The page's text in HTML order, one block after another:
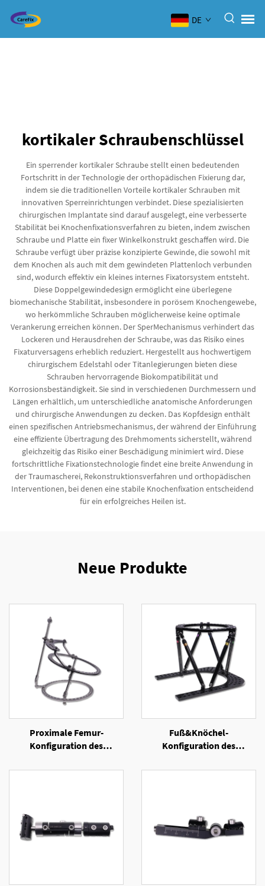
DE
kortikaler Schraubenschlüssel
Ein sperrender kortikaler Schraube stellt einen bedeutenden
Fortschritt in der Technologie der orthopädischen Fixierung dar,
indem sie die traditionellen Vorteile kortikaler Schrauben mit
innovativen Sperreinrichtungen verbindet. Diese spezialisierten
chirurgischen Implantate sind darauf ausgelegt, eine verbesserte
Stabilität bei Knochenfixationsverfahren zu bieten, indem zwischen
Schraube und Platte ein fixer Winkelkonstrukt geschaffen wird. Die
Schraube verfügt über präzise konzipierte Gewinde, die sowohl mit
dem Knochen als auch mit dem gewindeten Plattenloch verbunden
sind, wodurch effektiv ein kleines internes Fixatorsystem entsteht.
Diese Doppelgewindedesign ermöglicht eine überlegene
biomechanische Stabilität, insbesondere in porösem Knochengewebe,
wo herkömmliche Schrauben möglicherweise keine optimale
Verankerung erreichen können. Der SperMechanismus verhindert das
Lockeren und Herausdrehen der Schraube, was das Risiko eines
Fixaturversagens erheblich reduziert. Hergestellt aus hochwertigem
chirurgischem Edelstahl oder Titanlegierungen bieten diese
Schrauben hervorragende Biokompatibilität und
Korrosionsbeständigkeit. Sie sind in verschiedenen Durchmessern und
Längen erhältlich, um unterschiedliche anatomische Anforderungen
und chirurgische Anwendungen zu decken. Das Kopfdesign enthält
einen spezifischen Antriebsmechanismus, der während der Einführung
eine effiziente Übertragung des Drehmoments sicherstellt, während
gleichzeitig das Risiko einer Beschädigung minimiert wird. Diese
fortschrittliche Fixationstechnologie findet eine breite Anwendung in
der Traumascherei, Rekonstruktionsverfahren und orthopädischen
Interventionen, bei denen eine stabile Knochenfixation entscheidend
für ein erfolgreiches Heilen ist.
Neue Produkte
Proximale Femur-
Konfiguration des
Fuß&Knöchel-
Konfiguration des
Fixators